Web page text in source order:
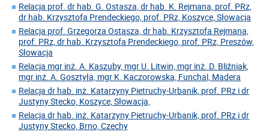
Relacja prof. dr hab. G. Ostasza, dr hab. K. Rejmana, prof. PRz,
dr hab. Krzysztofa Prendeckiego, prof. PRz, Koszyce, Słowacja
Relacja prof. Grzegorza Ostasza, dr hab. Krzysztofa Rejmana,
prof. PRz, dr hab. Krzysztofa Prendeckiego, prof. PRz, Preszów,
Słowacja
Relacja mgr inż. A. Kaszuby, mgr U. Litwin, mgr inż. D. Bliźniak,
mgr inż. A. Gosztyła, mgr K. Kaczorowska, Funchal, Madera
Relacja dr hab. inż. Katarzyny Pietruchy-Urbanik, prof. PRz i dr
Justyny Stecko, Koszyce, Słowacja,
Relacja dr hab. inż. Katarzyny Pietruchy-Urbanik, prof. PRz i dr
Justyny Stecko, Brno, Czechy